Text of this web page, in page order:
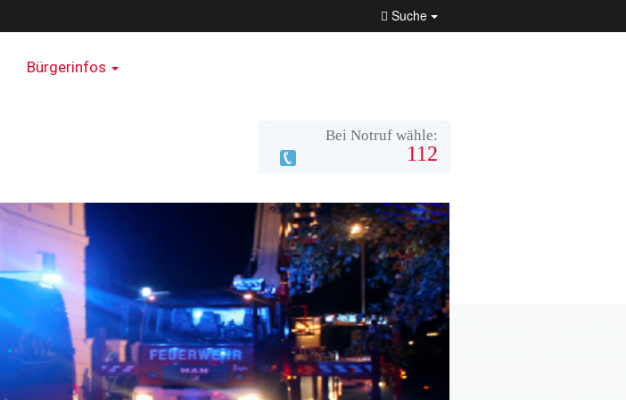
Suche
Bürgerinfos
Bei Notruf wähle:
112